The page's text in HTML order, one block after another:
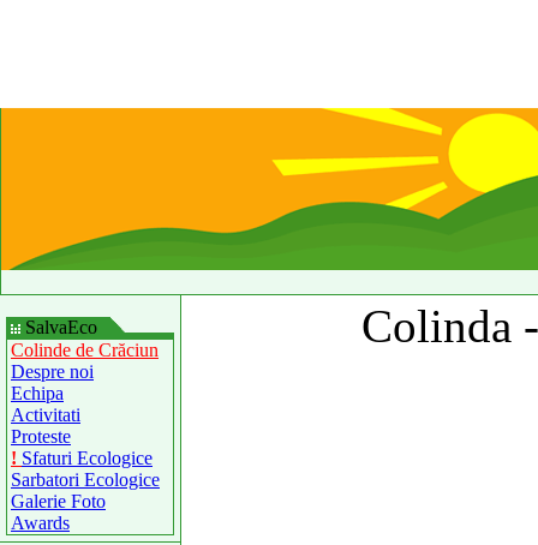
SalvaEco
Colinde de Crăciun
Despre noi
Echipa
Activitati
Proteste
! Sfaturi Ecologice
Sarbatori Ecologice
Galerie Foto
Awards
Colinda